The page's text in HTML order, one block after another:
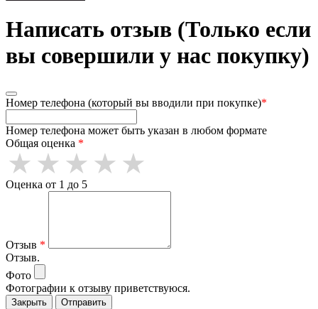
Написать отзыв (Только если
вы совершили у нас покупку)
Номер телефона (который вы вводили при покупке)*
Номер телефона может быть указан в любом формате
Общая оценка *
Оценка от 1 до 5
Отзыв *
Отзыв.
Фото
Фотографии к отзыву приветствуюся.
Закрыть Отправить